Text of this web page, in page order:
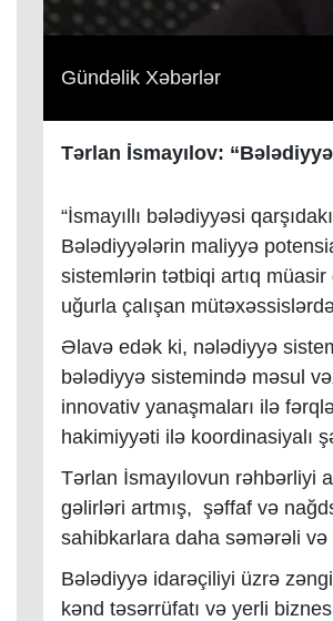
Gündəlik Xəbərlər
Tərlan İsmayılov: “
“İsmayıllı bələdiyyəsi
Bələdiyyələrin maliyyə
sistemlərin tətbiqi artıq
uğurla çalışan
Əlavə edək ki, nələdiyyə
bələdiyyə sistemində məsul
innovativ yanaşmaları ilə
hakimiyyəti ilə koordinasiyalı
Tərlan İsmayılovun rəhbərliyi
gəlirləri artmış, şəffaf və
sahibkarlara daha səmərəli və
Bələdiyyə idarəçiliyi üzrə
kənd təsərrüfatı və yerli